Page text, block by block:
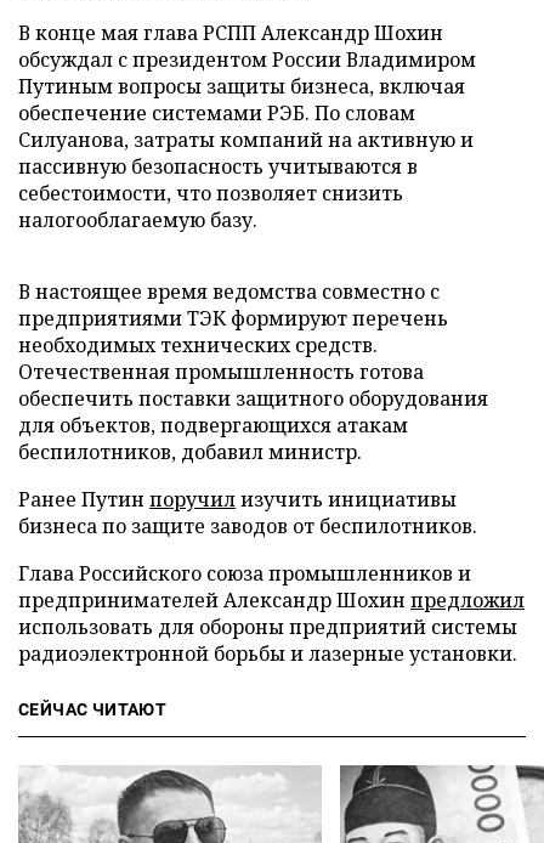
В конце мая глава РСПП Александр Шохин
обсуждал с президентом России Владимиром
Путиным вопросы защиты бизнеса, включая
обеспечение системами РЭБ. По словам
Силуанова, затраты компаний на активную и
пассивную безопасность учитываются в
себестоимости, что позволяет снизить
налогооблагаемую базу.
В настоящее время ведомства совместно с
предприятиями ТЭК формируют перечень
необходимых технических средств.
Отечественная промышленность готова
обеспечить поставки защитного оборудования
для объектов, подвергающихся атакам
беспилотников, добавил министр.
Ранее Путин поручилизучить инициативы
бизнеса по защите заводов от беспилотников.
Глава Российского союза промышленников и
предпринимателей Александр Шохин предложил
использовать для обороны предприятий системы
радиоэлектронной борьбы и лазерные установки.
СЕЙЧАС ЧИТАЮТ